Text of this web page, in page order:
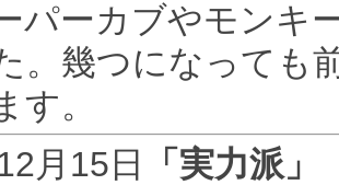
パーカブやモンキ
。幾つになっても
す。
月15日
「実力派」